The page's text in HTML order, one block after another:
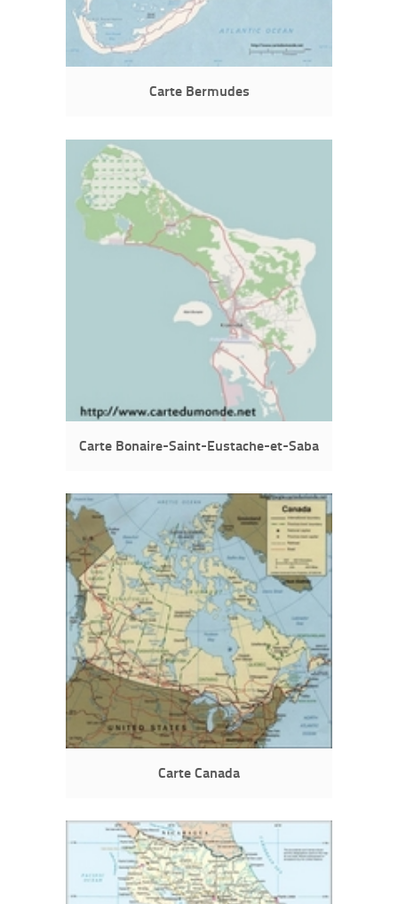
Carte Bermudes
Carte Bonaire-Saint-Eustache-et-Saba
Carte Canada